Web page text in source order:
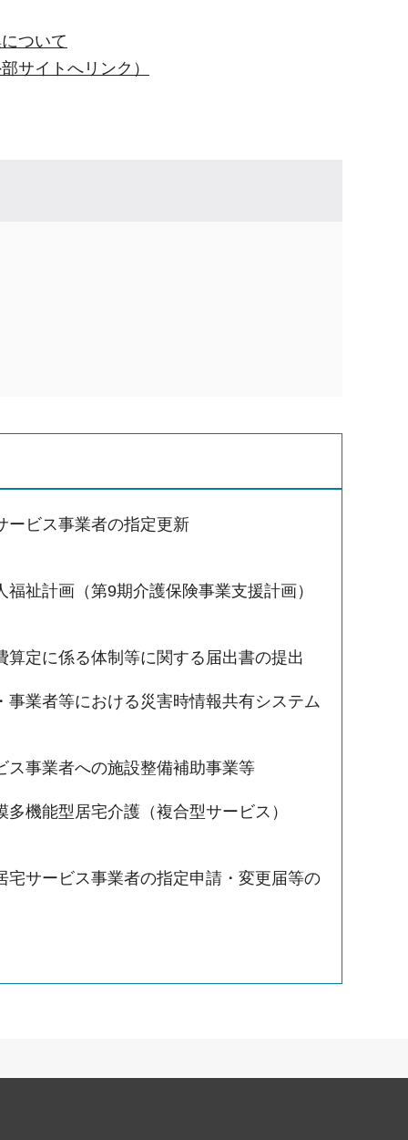
ついて
サイトへリンク）
ービス事業者の指定更新
福祉計画（第9期介護保険事業支援計画）
算定に係る体制等に関する届出書の提出
事業者等における災害時情報共有システム
ス事業者への施設整備補助事業等
多機能型居宅介護（複合型サービス）
宅サービス事業者の指定申請・変更届等の